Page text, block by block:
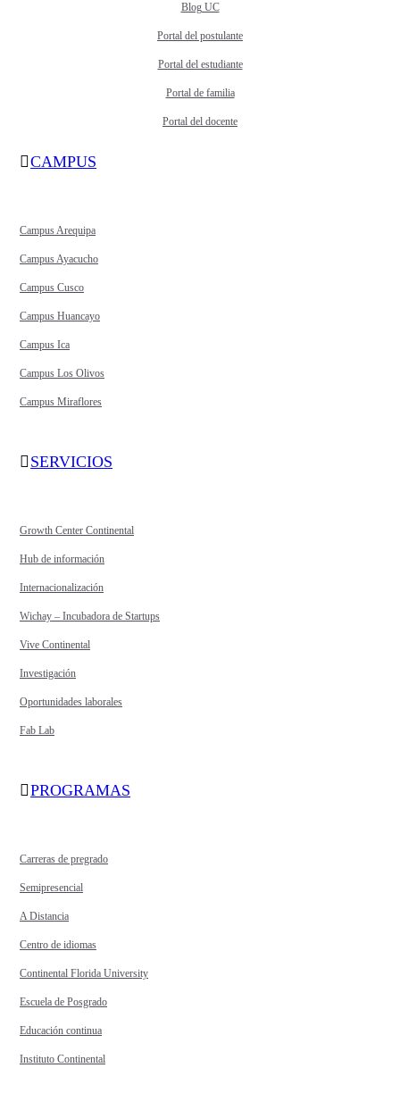
Blog UC
Portal del postulante
Portal del estudiante
Portal de familia
Portal del docente
CAMPUS
Campus Arequipa
Campus Ayacucho
Campus Cusco
Campus Huancayo
Campus Ica
Campus Los Olivos
Campus Miraflores
SERVICIOS
Growth Center Continental
Hub de información
Internacionalización
Wichay – Incubadora de Startups
Vive Continental
Investigación
Oportunidades laborales
Fab Lab
PROGRAMAS
Carreras de pregrado
Semipresencial
A Distancia
Centro de idiomas
Continental Florida University
Escuela de Posgrado
Educación continua
Instituto Continental